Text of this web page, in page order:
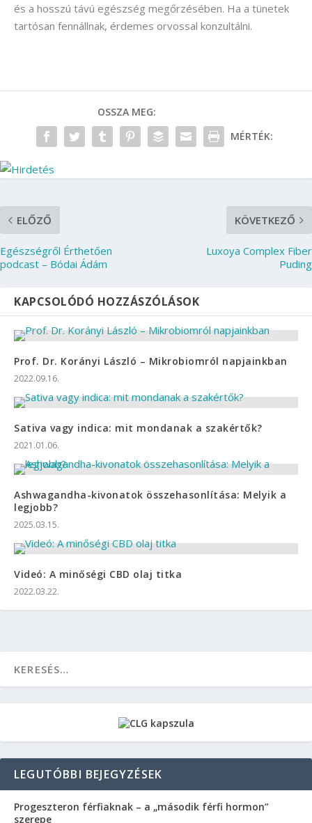
és a hosszú távú egészség megőrzésében. Ha a tünetek
tartósan fennállnak, érdemes orvossal konzultálni.
OSSZA MEG:
MÉRTÉK:
ELŐZŐ
Egészségről Érthetően
podcast – Bódai Ádám
KÖVETKEZŐ
Luxoya Complex Fiber
Puding
KAPCSOLÓDÓ HOZZÁSZÓLÁSOK
Prof. Dr. Korányi László – Mikrobiomról napjainkban
2022.09.16.
Sativa vagy indica: mit mondanak a szakértők?
2021.01.06.
Ashwagandha-kivonatok összehasonlítása: Melyik a
legjobb?
2025.03.15.
Videó: A minőségi CBD olaj titka
2022.03.22.
LEGUTÓBBI BEJEGYZÉSEK
Progeszteron férfiaknak – a „második férfi hormon”
szerepe